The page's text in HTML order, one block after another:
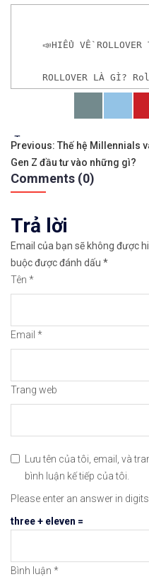
📣HIỂU VỀ ROLLOVER
ROLLOVER LÀ
𝘟𝘦𝘮 𝘤𝘩𝘪 𝘵𝘪ế𝘵:
✨🏆𝐌ở 𝐭à𝐢 𝐤𝐡𝐨ả𝐧 𝐠𝐢𝐚𝐨
✅𝘔ở 𝘵à𝘪 𝘬𝘩𝘰ả𝘯
✅𝘔ở 𝘵à𝘪 𝘬𝘩𝘰ả𝘯
🔗https://
Tags:
Điều
hướng
viết
Previous: Thế hệ Millennials
Gen Z đầu tư vào những gì?
Comments (0)
Trả lời
Email của bạn sẽ không được
buộc được đánh dấu *
Tên *
Email *
Trang web
Lưu tên của tôi, email, và
bình luận kế tiếp của tôi.
Please enter an answer in
three + eleven =
Bình luận *